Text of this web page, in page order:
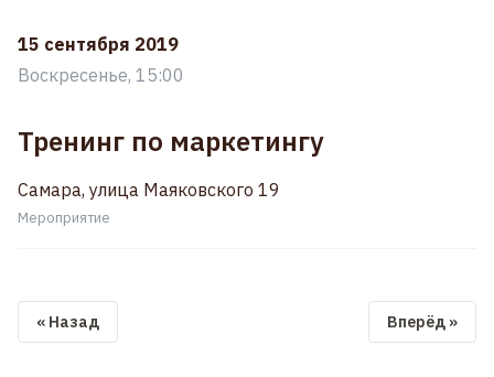
15 сентября 2019
Воскресенье, 15:00
Тренинг по маркетингу
Самара, улица Маяковского 19
Мероприятие
« Назад Вперёд »